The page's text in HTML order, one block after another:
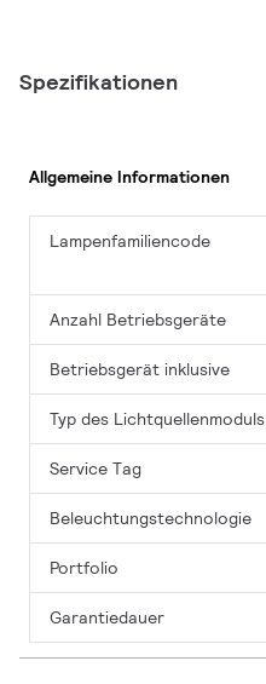
Spezifikationen
Allgemeine Informationen
Lampenfamiliencode
Anzahl Betriebsgeräte
Betriebsgerät inklusive
Typ des Lichtquellenmoduls
Service Tag
Beleuchtungstechnologie
Portfolio
Garantiedauer